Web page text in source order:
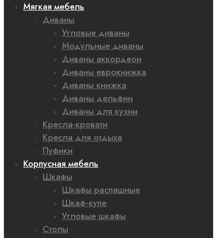
Мягкая мебель
Диваны
Угловые диваны
Модульные диваны
Диваны аккордеон
Диваны еврокнижка
Диваны книжка
Диваны дельфин
Диваны для кухни
Кресла-кровати
Кресла для отдыха
Пуфики
Корпусная мебель
Шкафы
Шкафы распашные
Шкаф-купе
Угловые шкафы
Столы